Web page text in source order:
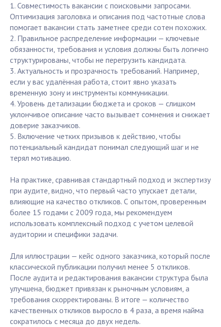
1. Совместимость вакансии с поисковыми запросами.
Оптимизация заголовка и описания под частотные слова
помогает вакансии стать заметнее среди сотен похожих.
2. Правильное распределение информации — ключевые
обязанности, требования и условия должны быть логично
структурированы, чтобы не перегрузить кандидата.
3. Актуальность и прозрачность требований. Например,
если у вас удалённая работа, стоит явно указать
временную зону и инструменты коммуникации.
4. Уровень детализации бюджета и сроков — слишком
уклончивое описание часто вызывает сомнения и снижает
доверие заказчиков.
5. Включение четких призывов к действию, чтобы
потенциальный кандидат понимал следующий шаг и не
терял мотивацию.
На практике, сравнивая стандартный подход и экспертизу
при аудите, видно, что первый часто упускает детали,
влияющие на качество откликов. С опытом, проверенным
более 15 годами с 2009 года, мы рекомендуем
использовать комплексный подход с учетом целевой
аудитории и специфики задачи.
Для иллюстрации — кейс одного заказчика, который после
классической публикации получил менее 5 откликов.
После аудита и редактирования вакансии структура была
улучшена, бюджет привязан к рыночным условиям, а
требования скорректированы. В итоге — количество
качественных откликов выросло в 4 раза, а время найма
сократилось с месяца до двух недель.